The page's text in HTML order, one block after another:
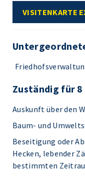
VISITENKARTE
Zuständig für
Auskunft über den
Baum- und
Beseitigung oder
Hecken, lebender
bestimmten